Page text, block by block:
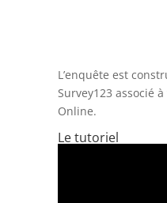
L’enquête est
Survey123 associé
Online.
Le tutoriel